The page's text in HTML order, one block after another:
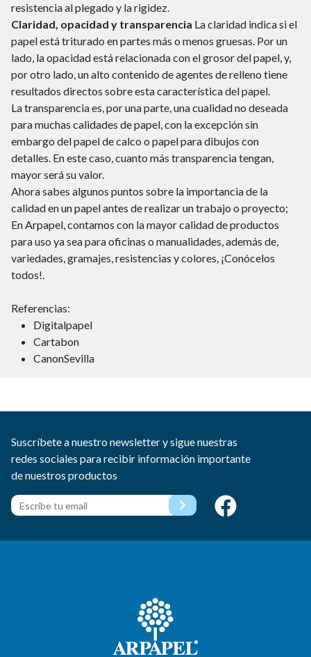
resistencia al plegado y la rigidez.
Claridad, opacidad y transparencia La claridad indica si el
papel está triturado en partes más o menos gruesas. Por un
lado, la opacidad está relacionada con el grosor del papel, y,
por otro lado, un alto contenido de agentes de relleno tiene
resultados directos sobre esta característica del papel.
La transparencia es, por una parte, una cualidad no deseada
para muchas calidades de papel, con la excepción sin
embargo del papel de calco o papel para dibujos con
detalles. En este caso, cuanto más transparencia tengan,
mayor será su valor.
Ahora sabes algunos puntos sobre la importancia de la
calidad en un papel antes de realizar un trabajo o proyecto;
En Arpapel, contamos con la mayor calidad de productos
para uso ya sea para oficinas o manualidades, además de,
variedades, gramajes, resistencias y colores, ¡Conócelos
todos!.
Referencias:
Digitalpapel
Cartabon
CanonSevilla
Suscríbete a nuestro newsletter y sigue nuestras
redes sociales para recibir información importante
de nuestros productos